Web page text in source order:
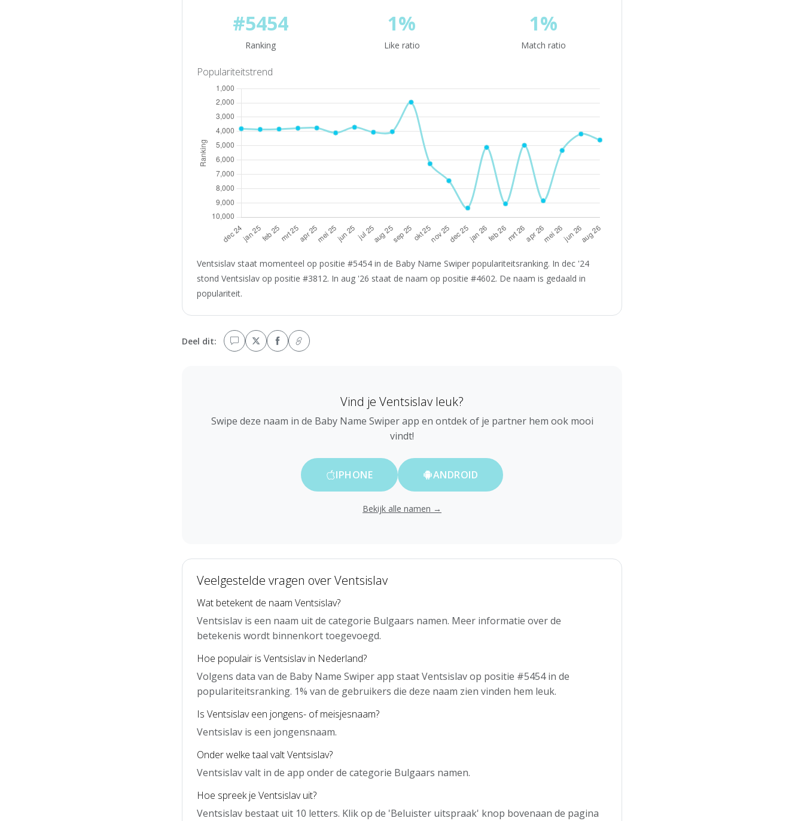
#5454
Ranking
1%
Like ratio
1%
Match ratio
Populariteitstrend
Ventsislav staat momenteel op positie #5454 in de Baby Name Swiper populariteitsranking. In dec '24
stond Ventsislav op positie #3812. In aug '26 staat de naam op positie #4602. De naam is gedaald in
populariteit.
Deel dit:
Vind je Ventsislav leuk?
Swipe deze naam in de Baby Name Swiper app en ontdek of je partner hem ook mooi
vindt!
IPHONE ANDROID
Bekijk alle namen →
Veelgestelde vragen over Ventsislav
Wat betekent de naam Ventsislav?
Ventsislav is een naam uit de categorie Bulgaars namen. Meer informatie over de
betekenis wordt binnenkort toegevoegd.
Hoe populair is Ventsislav in Nederland?
Volgens data van de Baby Name Swiper app staat Ventsislav op positie #5454 in de
populariteitsranking. 1% van de gebruikers die deze naam zien vinden hem leuk.
Is Ventsislav een jongens- of meisjesnaam?
Ventsislav is een jongensnaam.
Onder welke taal valt Ventsislav?
Ventsislav valt in de app onder de categorie Bulgaars namen.
Hoe spreek je Ventsislav uit?
Ventsislav bestaat uit 10 letters. Klik op de 'Beluister uitspraak' knop bovenaan de pagina